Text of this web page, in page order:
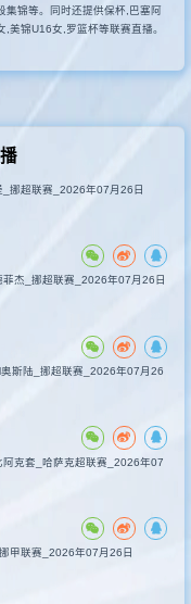
锦等。同时还提供保杯,巴塞阿
美锦U16女,罗篮杯等联赛直播。
_挪超联赛_2026年07月26日
菲杰_挪超联赛_2026年07月26日
斯陆_挪超联赛_2026年07月26
阿克套_哈萨克超联赛_2026年07
甲联赛_2026年07月26日